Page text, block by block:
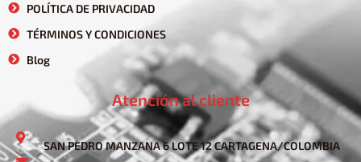
POLÍTICA DE PRIVACIDAD
TÉRMINOS Y CONDICIONES
Blog
Atención al cliente
SAN PEDRO MANZANA 6 LOTE 12 CARTAGENA/COLOMBIA